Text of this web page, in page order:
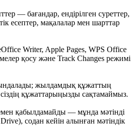
— бағандар, ендірілген суреттер,
есептер, мақалалар мен шарттар
Writer, Apple Pages, WPS Office
қосу және Track Changes режимі
жылдамдық құжаттың
құжаттарыңызды сақтамаймыз.
қабылдамайды — мұнда мәтінді
содан кейін алынған мәтіндік